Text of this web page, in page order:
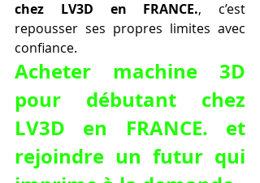
chez LV3D en FRANCE., c’est
repousser ses propres limites avec
confiance.
Acheter machine 3D
pour débutant chez
LV3D en FRANCE. et
rejoindre un futur qui